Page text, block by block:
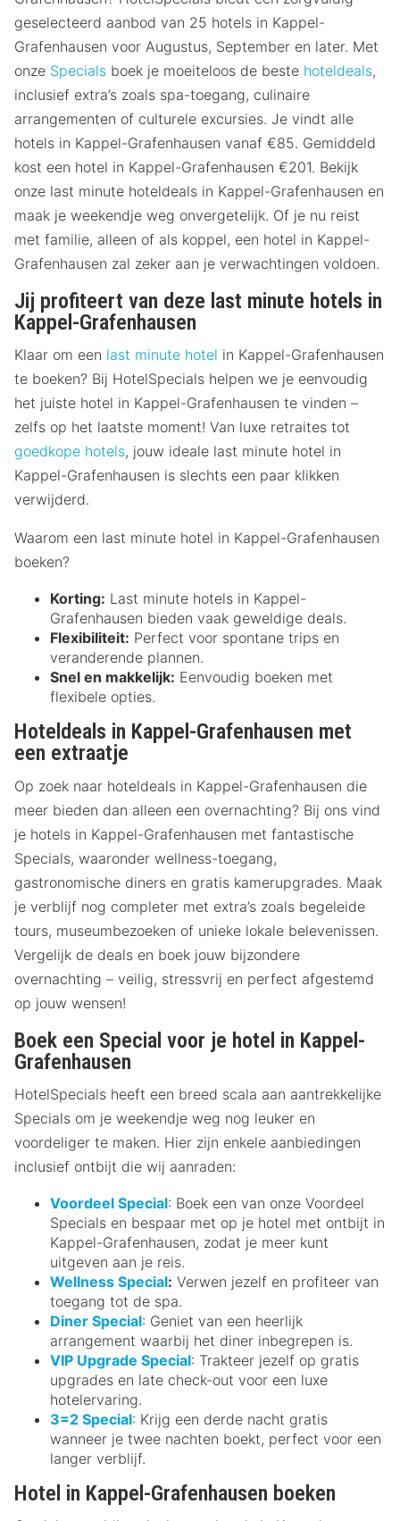
geselecteerd aanbod van 25 hotels in Kappel-
Grafenhausen voor Augustus, September en later. Met
onze Specials boek je moeiteloos de beste hoteldeals,
inclusief extra’s zoals spa-toegang, culinaire
arrangementen of culturele excursies. Je vindt alle
hotels in Kappel-Grafenhausen vanaf €85. Gemiddeld
kost een hotel in Kappel-Grafenhausen €201. Bekijk
onze last minute hoteldeals in Kappel-Grafenhausen en
maak je weekendje weg onvergetelijk. Of je nu reist
met familie, alleen of als koppel, een hotel in Kappel-
Grafenhausen zal zeker aan je verwachtingen voldoen.
Jij profiteert van deze last minute hotels in
Kappel-Grafenhausen
Klaar om een last minute hotel in Kappel-Grafenhausen
te boeken? Bij HotelSpecials helpen we je eenvoudig
het juiste hotel in Kappel-Grafenhausen te vinden –
zelfs op het laatste moment! Van luxe retraites tot
goedkope hotels, jouw ideale last minute hotel in
Kappel-Grafenhausen is slechts een paar klikken
verwijderd.
Waarom een last minute hotel in Kappel-Grafenhausen
boeken?
Korting: Last minute hotels in Kappel-
Grafenhausen bieden vaak geweldige deals.
Flexibiliteit: Perfect voor spontane trips en
veranderende plannen.
Snel en makkelijk: Eenvoudig boeken met
flexibele opties.
Hoteldeals in Kappel-Grafenhausen met
een extraatje
Op zoek naar hoteldeals in Kappel-Grafenhausen die
meer bieden dan alleen een overnachting? Bij ons vind
je hotels in Kappel-Grafenhausen met fantastische
Specials, waaronder wellness-toegang,
gastronomische diners en gratis kamerupgrades. Maak
je verblijf nog completer met extra’s zoals begeleide
tours, museumbezoeken of unieke lokale belevenissen.
Vergelijk de deals en boek jouw bijzondere
overnachting – veilig, stressvrij en perfect afgestemd
op jouw wensen!
Boek een Special voor je hotel in Kappel-
Grafenhausen
HotelSpecials heeft een breed scala aan aantrekkelijke
Specials om je weekendje weg nog leuker en
voordeliger te maken. Hier zijn enkele aanbiedingen
inclusief ontbijt die wij aanraden:
Voordeel Special: Boek een van onze Voordeel
Specials en bespaar met op je hotel met ontbijt in
Kappel-Grafenhausen, zodat je meer kunt
uitgeven aan je reis.
Wellness Special: Verwen jezelf en profiteer van
toegang tot de spa.
Diner Special: Geniet van een heerlijk
arrangement waarbij het diner inbegrepen is.
VIP Upgrade Special: Trakteer jezelf op gratis
upgrades en late check-out voor een luxe
hotelervaring.
3=2 Special: Krijg een derde nacht gratis
wanneer je twee nachten boekt, perfect voor een
langer verblijf.
Hotel in Kappel-Grafenhausen boeken